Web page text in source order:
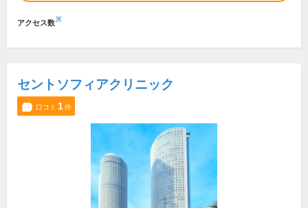
アクセス数※
セントソフィアクリニック
口コミ 1件